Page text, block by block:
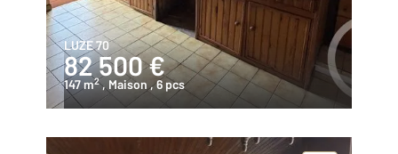
LUZE 70
82 500 €
147 m2 , Maison , 6 pcs